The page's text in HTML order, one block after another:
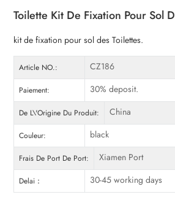
Toilette Kit De Fixation Pour Sol
kit de fixation pour sol des Toilettes.
Article NO.: CZ186
Paiement: 30% deposit.
De L\'Origine Du Produit: China
Couleur: black
Frais De Port De Port: Xiamen Port
Delai： 30-45 working days